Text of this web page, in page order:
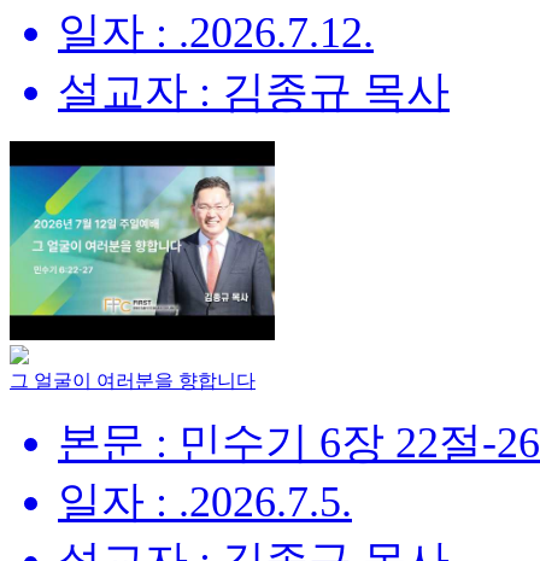
일자 : .2026.7.12.
설교자 : 김종규 목사
그 얼굴이 여러분을 향합니다
본문 : 민수기 6장 22절-
일자 : .2026.7.5.